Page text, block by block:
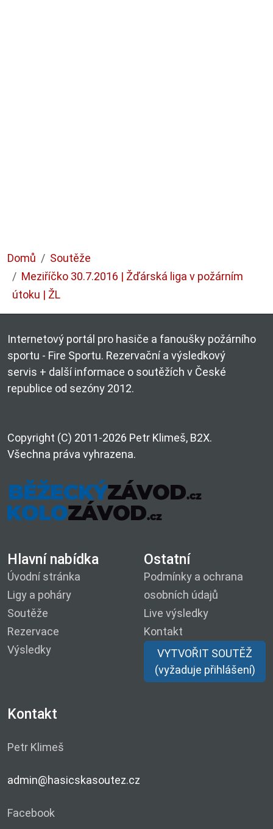
Domů
Soutěže
Meziříčko 30.7.2016 | Žďárská liga v požárním
útoku | ŽL
Internetový portál pro hasiče a fanoušky požárního
sportu - Fire Sportu. Rezervační a výsledkový
servis + další informace o soutěžích v České
republice od sezóny 2012.
Copyright (C) 2011-2026 Petr Klimeš, B2X.
Všechna práva vyhrazena.
Hlavní nabídka
Úvodní stránka
Ligy a poháry
Soutěže
Rezervace
Výsledky
Ostatní
Podmínky a ochrana
osobních údajů
Live výsledky
Kontakt
VYTVOŘIT SOUTĚŽ
(vyžaduje přihlášení)
Kontakt
Petr Klimeš
admin@hasicskasoutez.cz
Facebook